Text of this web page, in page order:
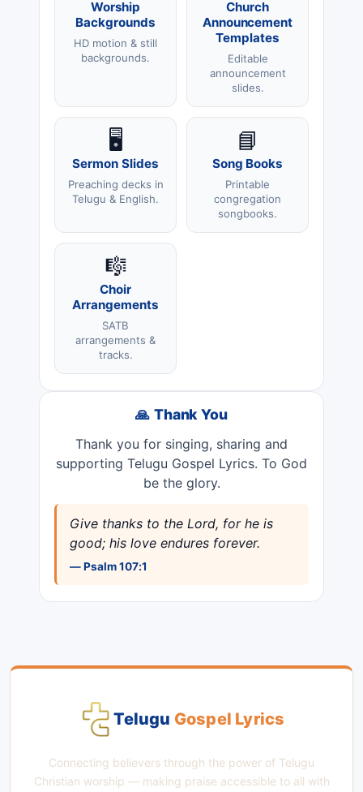
Worship
Backgrounds
HD motion & still
backgrounds.
Church
Announcement
Templates
Editable
announcement
slides.
🖥️
Sermon Slides
Preaching decks in
Telugu & English.
📘
Song Books
Printable
congregation
songbooks.
🎼
Choir
Arrangements
SATB
arrangements &
tracks.
🙏 Thank You
Thank you for singing, sharing and
supporting Telugu Gospel Lyrics. To God
be the glory.
Give thanks to the Lord, for he is
good; his love endures forever.
— Psalm 107:1
Telugu Gospel Lyrics
Connecting believers through the power of Telugu
Christian worship — making praise accessible to all with